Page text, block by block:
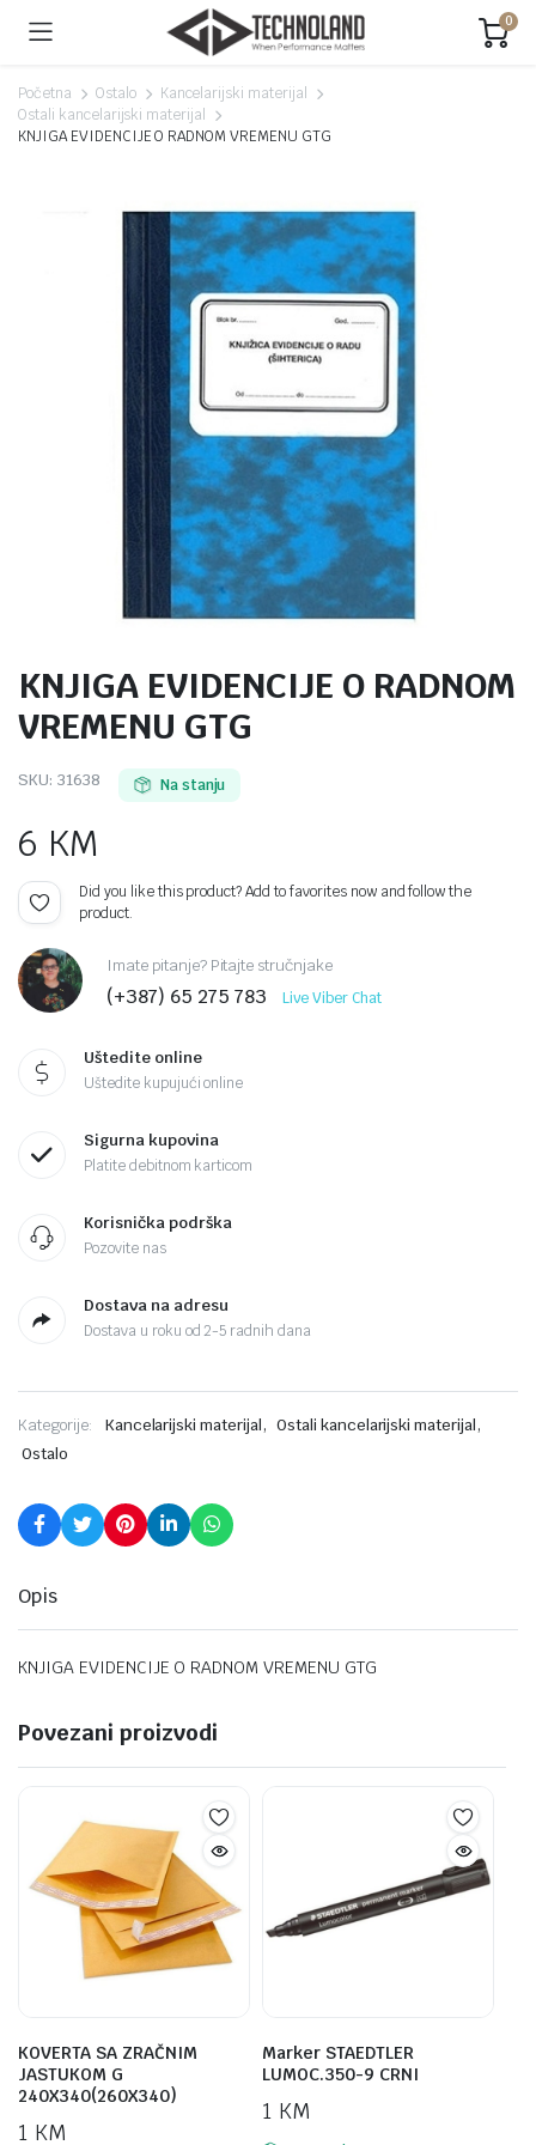
0
Početna Ostalo
Kancelarijski materijal
Ostali kancelarijski materijal
KNJIGA EVIDENCIJE O RADNOM VREMENU GTG
KNJIGA EVIDENCIJE O RADNOM
VREMENU GTG
SKU: 31638 Na stanju
6 KM
Did you like this product? Add to favorites now and follow the
product.
Imate pitanje? Pitajte stručnjake
(+387) 65 275 783 Live Viber Chat
Uštedite online
Uštedite kupujući online
Sigurna kupovina
Platite debitnom karticom
Korisnička podrška
Pozovite nas
Dostava na adresu
Dostava u roku od 2-5 radnih dana
Kategorije: Kancelarijski materijal, Ostali kancelarijski materijal,
Ostalo
Opis
KNJIGA EVIDENCIJE O RADNOM VREMENU GTG
Povezani proizvodi
KOVERTA SA ZRAČNIM
JASTUKOM G
240X340(260X340)
1 KM
Marker STAEDTLER
LUMOC.350-9 CRNI
1 KM